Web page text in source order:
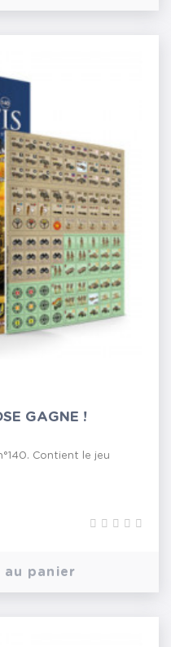
GAGNE !
Contient le jeu
panier